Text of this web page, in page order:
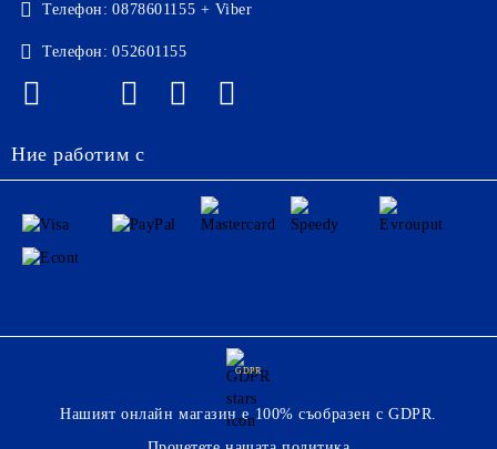
Телефон: 0878601155 + Viber
Телефон: 052601155
Ние работим с
GDPR
Нашият онлайн магазин е 100% съобразен с GDPR.